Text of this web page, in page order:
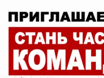
Четверо
встретились с
поздравления за
Гордимся молодежью!